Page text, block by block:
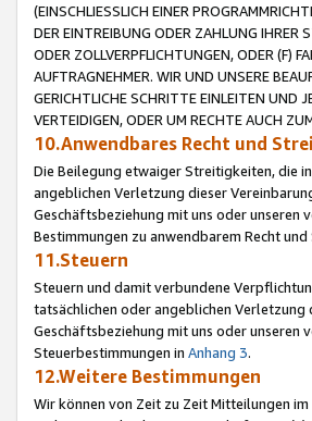
(EINSCHLIESSLICH EINER
DER EINTREIBUNG ODER ZAHLUNG IHRER
ODER ZOLLVERPFLICHTUNGEN, ODER (F)
AUFTRAGNEHMER. WIR UND UNSERE
GERICHTLICHE SCHRITTE EINLEITEN UND
VERTEIDIGEN, ODER UM RECHTE AUCH
10.Anwendbares Recht und
Die Beilegung etwaiger Streitigkeiten, die
angeblichen Verletzung dieser
Geschäftsbeziehung mit uns oder unseren
Bestimmungen zu anwendbarem Recht
11.Steuern
Steuern und damit verbundene
tatsächlichen oder angeblichen
Geschäftsbeziehung mit uns oder unseren
Steuerbestimmungen in Anhang 3.
12.Weitere Bestimmungen
Wir können von Zeit zu Zeit Mitteilungen